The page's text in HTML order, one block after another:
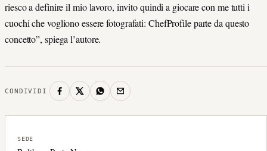
riesco a definire il mio lavoro, invito quindi a giocare con me tutti i
cuochi che vogliono essere fotografati: ChefProfile parte da questo
concetto”, spiega l’autore.
CONDIVIDI
SEDE